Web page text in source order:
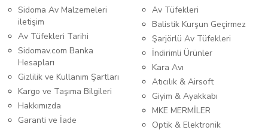
Sidoma Av Malzemeleri
iletişim
Av Tüfekleri Tarihi
Sidomav.com Banka
Hesapları
Gizlilik ve Kullanım Şartları
Kargo ve Taşıma Bilgileri
Hakkımızda
Garanti ve İade
Av Tüfekleri
Balistik Kurşun Geçirmez
Şarjörlü Av Tüfekleri
İndirimli Ürünler
Kara Avı
Atıcılık & Airsoft
Giyim & Ayakkabı
MKE MERMİLER
Optik & Elektronik